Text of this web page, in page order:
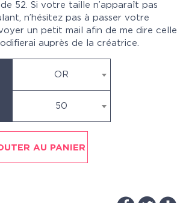
52. Si votre taille n’apparaît pas
n’hésitez pas à passer votre
un petit mail afin de me dire celle
auprès de la créatrice.
OR
50
AU PANIER